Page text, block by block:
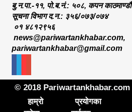
बु.न.पा.-११, पो.ब.नं.: ५०८, कपन काठमाण्डौ
सूचना विभाग द.न.: ३५६/०७३/०७४
०१ ४८१२९५६
news@pariwartankhabar.com,
pariwartankhabar@gmail.com
© 2018 Pariwartankhabar.com
हाम्रो
प्रयोगका